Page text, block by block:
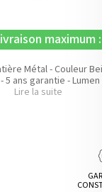
maximum
Métal - Couleur Beige -
LED Module Incl. - - 5
Lire la suite